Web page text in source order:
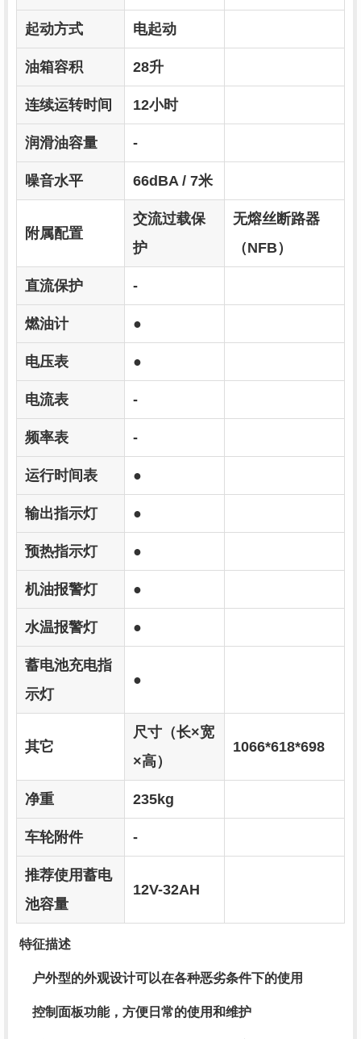
起动方式 电起动
油箱容积 28升
连续运转时间 12小时
润滑油容量 -
噪音水平 66dBA / 7米
附属配置
交流过载保
护
无熔丝断路器
（NFB）
直流保护 -
燃油计 ●
电压表 ●
电流表 -
频率表 -
运行时间表 ●
输出指示灯 ●
预热指示灯 ●
机油报警灯 ●
水温报警灯 ●
蓄电池充电指
示灯
●
其它
尺寸（长×宽
×高）
1066*618*698
净重 235kg
车轮附件 -
推荐使用蓄电
池容量
12V-32AH
特征描述
户外型的外观设计可以在各种恶劣条件下的使用
控制面板功能，方便日常的使用和维护